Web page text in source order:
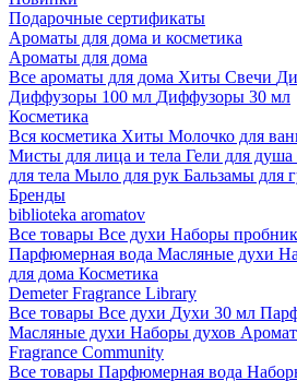
Подарочные сертификаты
Ароматы для дома и косметика
Ароматы для дома
Все ароматы для дома Хиты Свечи
Диффузоры 100 мл Диффузоры 30 мл
Косметика
Вся косметика Хиты Молочко для
Мисты для лица и тела Гели для душа
для тела Мыло для рук Бальзамы для
Бренды
biblioteka aromatov
Все товары Все духи Наборы
Парфюмерная вода Масляные духи
для дома Косметика
Demeter Fragrance Library
Все товары Все духи Духи 30 мл
Масляные духи Наборы духов
Fragrance Community
Все товары Парфюмерная вода